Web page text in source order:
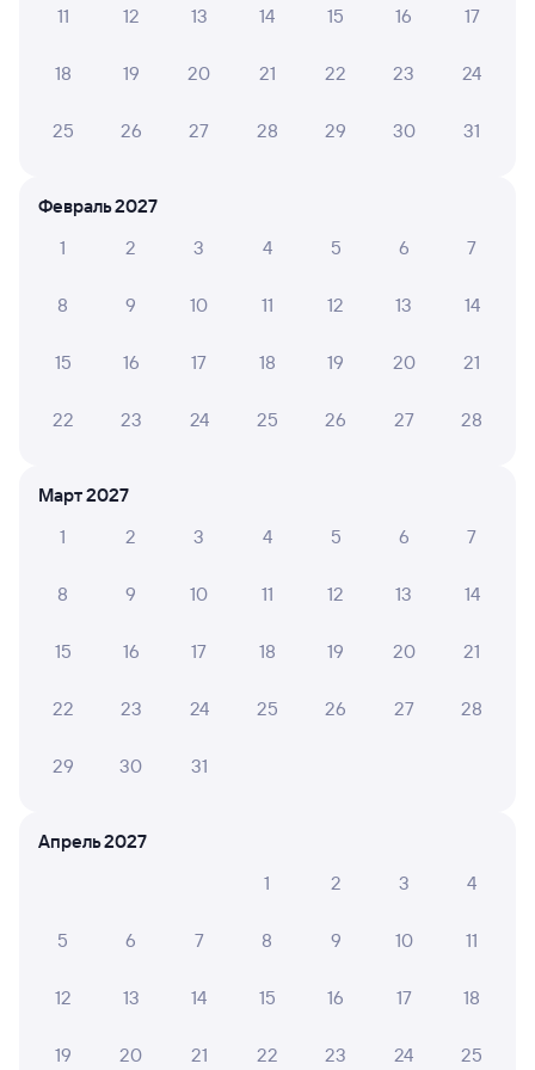
А ещё здесь можно найти
Обратные билеты из Кизнера в Пильну
Отели
11 12 13 14 15 16 17
18 19 20 21 22 23 24
25 26 27 28 29 30 31
Февраль 2027
1
2 3 4 5 6 7
8 9 10 11 12 13 14
15 16 17 18 19 20 21
22 23 24 25 26 27 28
Март 2027
1
2 3 4 5 6 7
8 9 10 11 12 13 14
15 16 17 18 19 20 21
22 23 24 25 26 27 28
29 30 31
Апрель 2027
1
2 3 4
5 6 7 8 9 10 11
12 13 14 15 16 17 18
19 20 21 22 23 24 25